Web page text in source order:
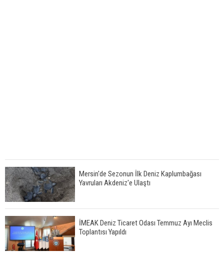
Mersin'de Sezonun İlk Deniz Kaplumbağası
Yavruları Akdeniz'e Ulaştı
İMEAK Deniz Ticaret Odası Temmuz Ayı Meclis
Toplantısı Yapıldı